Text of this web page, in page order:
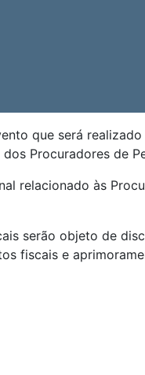
que será
Procuradores de
relacionado às
serão objeto de
fiscais e